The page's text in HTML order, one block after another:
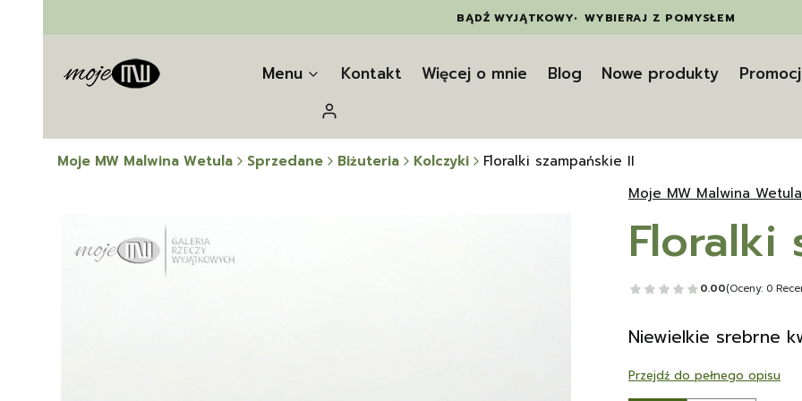
BĄDŹ WYJĄTKOWY• WYBIERAJ Z POMYSŁEM
Menu Kontakt Więcej o mnie Blog Nowe produkty
Zaloguj się
Moje MW Malwina Wetula Sprzedane Biżuteria Kolczyki
Floralki szampańskie II
Moje MW Malwina Wetula
Floralki
0.00(Oceny: 0
Niewielkie srebrne
Przejdź do pełnego opisu